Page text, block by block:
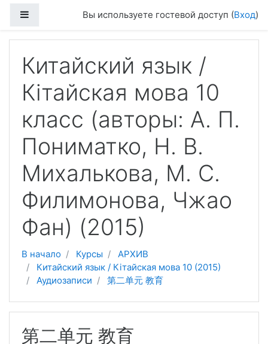
Боковая панельВы используете гостевой доступ (Вход)
Китайский язык /
Кітайская мова 10
класс (авторы: А. П.
Пониматко, Н. В.
Михалькова, М. С.
Филимонова, Чжао
Фан) (2015)
В начало Курсы
АРХИВ
Китайский язык / Кітайская мова 10 (2015)
Аудиозаписи
第二单元 教育
第二单元 教育